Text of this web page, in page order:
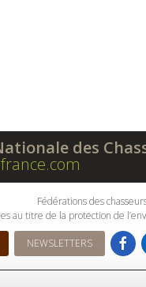
des
Fédérations des
au titre de la protection de
NEWSLETTERS